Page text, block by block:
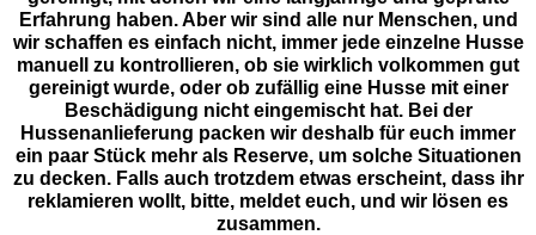
Erfahrung haben. Aber wir sind alle nur Menschen, und
wir schaffen es einfach nicht, immer jede einzelne Husse
manuell zu kontrollieren, ob sie wirklich volkommen gut
gereinigt wurde, oder ob zufällig eine Husse mit einer
Beschädigung nicht eingemischt hat. Bei der
Hussenanlieferung packen wir deshalb für euch immer
ein paar Stück mehr als Reserve, um solche Situationen
zu decken. Falls auch trotzdem etwas erscheint, dass ihr
reklamieren wollt, bitte, meldet euch, und wir lösen es
zusammen.